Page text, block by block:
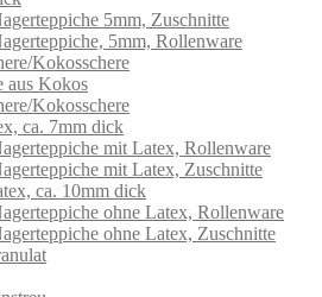
5mm, Zuschnitte
5mm, Rollenware
Kokosschere
aus Kokos
Kokosschere
ca. 7mm dick
mit Latex, Rollenware
mit Latex, Zuschnitte
ca. 10mm dick
ohne Latex, Rollenware
ohne Latex, Zuschnitte